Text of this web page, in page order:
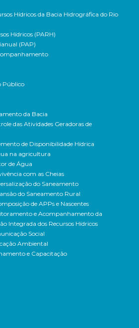
Hídricos da Bacia Hidrográfica do Rio
Hídricos (PARH)
(PAP)
Público
da Bacia
das Atividades Geradoras de
de Disponibilidade Hídrica
na agricultura
de Água
com as Cheias
do Saneamento
do Saneamento Rural
de APPs e Nascentes
e Acompanhamento da
Integrada dos Recursos Hídricos
Social
Ambiental
e Capacitação